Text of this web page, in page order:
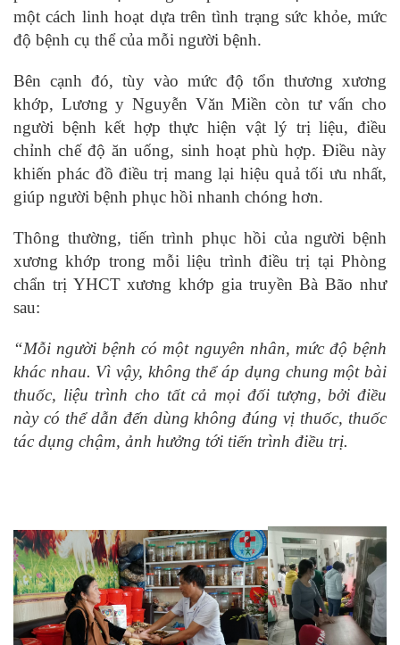
một cách linh hoạt dựa trên tình trạng sức khỏe, mức
độ bệnh cụ thể của mỗi người bệnh.
Bên cạnh đó, tùy vào mức độ tổn thương xương
khớp, Lương y Nguyễn Văn Miền còn tư vấn cho
người bệnh kết hợp thực hiện vật lý trị liệu, điều
chỉnh chế độ ăn uống, sinh hoạt phù hợp. Điều này
khiến phác đồ điều trị mang lại hiệu quả tối ưu nhất,
giúp người bệnh phục hồi nhanh chóng hơn.
Thông thường, tiến trình phục hồi của người bệnh
xương khớp trong mỗi liệu trình điều trị tại Phòng
chẩn trị YHCT xương khớp gia truyền Bà Bão như
sau:
“Mỗi người bệnh có một nguyên nhân, mức độ bệnh
khác nhau. Vì vậy, không thể áp dụng chung một bài
thuốc, liệu trình cho tất cả mọi đối tượng, bởi điều
này có thể dẫn đến dùng không đúng vị thuốc, thuốc
tác dụng chậm, ảnh hưởng tới tiến trình điều trị.